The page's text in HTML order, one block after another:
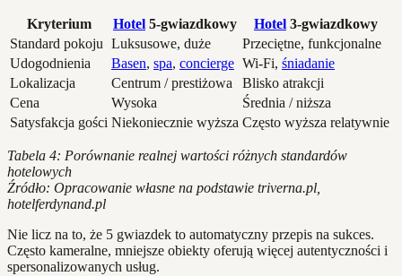
Kryterium Hotel 5-gwiazdkowy Hotel 3-gwiazdkowy
Standard pokoju Luksusowe, duże
Przeciętne, funkcjonalne
Udogodnienia
Basen, spa, concierge Wi-Fi, śniadanie
Lokalizacja
Centrum / prestiżowa
Blisko atrakcji
Cena
Wysoka
Średnia / niższa
Satysfakcja gości Niekoniecznie wyższa Często wyższa relatywnie
Tabela 4: Porównanie realnej wartości różnych standardów
hotelowych
Źródło: Opracowanie własne na podstawie triverna.pl,
hotelferdynand.pl
Nie licz na to, że 5 gwiazdek to automatyczny przepis na sukces.
Często kameralne, mniejsze obiekty oferują więcej autentyczności i
spersonalizowanych usług.